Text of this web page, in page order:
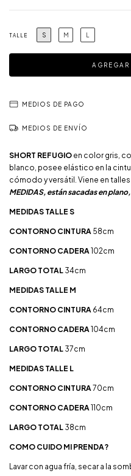
TALLE S M
MEDIOS DE PAGO
MEDIOS DE ENVÍO
SHORT REFUGIO en color gris,
blanco, posee elástico en la
cómodo y versátil. Viene en talles
MEDIDAS, están sacadas en
MEDIDAS TALLE S
CONTORNO CINTURA 58cm
CONTORNO CADERA102cm
LARGO TOTAL 34cm
MEDIDAS TALLE M
CONTORNO CINTURA 64cm
CONTORNO CADERA104cm
LARGO TOTAL 37cm
MEDIDAS TALLE L
CONTORNO CINTURA70cm
CONTORNO CADERA110cm
LARGO TOTAL 38cm
COMO CUIDO MI PRENDA?
Lavar con agua fría, secar a la